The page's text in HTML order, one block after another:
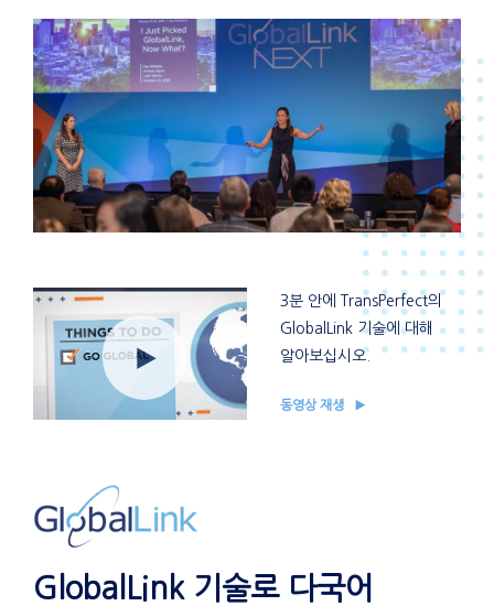
3분 안에 TransPerfect의
GlobalLink 기술에 대해
알아보십시오.
동영상 재생
GlobalLink 기술로 다국어